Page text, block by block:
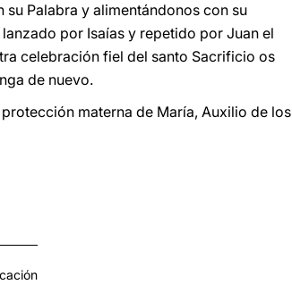
Palabra y alimentándonos con su
por Isaías y repetido por Juan el
celebración fiel del santo Sacrificio os
de nuevo.
materna de María, Auxilio de los